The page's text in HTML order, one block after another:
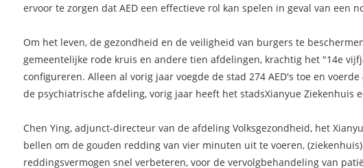
ervoor te zorgen dat AED een effectieve rol kan spelen in geval van een
Om het leven, de gezondheid en de veiligheid van burgers te
gemeentelijke rode kruis en andere tien afdelingen, krachtig het "14e
configureren. Alleen al vorig jaar voegde de stad 274 AED's toe en
de psychiatrische afdeling, vorig jaar heeft het stadsXianyue Ziekenhuis
Chen Ying, adjunct-directeur van de afdeling Volksgezondheid, het
bellen om de gouden redding van vier minuten uit te voeren,
reddingsvermogen snel verbeteren, voor de vervolgbehandeling van